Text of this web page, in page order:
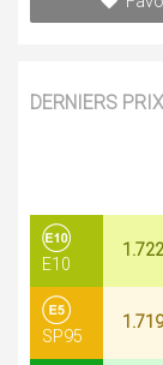
DERNIERS
E10
SP95